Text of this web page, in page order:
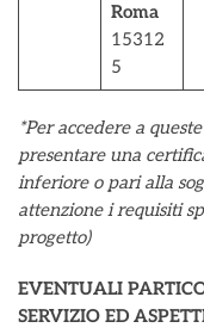
Roma
15312
5
*Per accedere a
presentare una
inferiore o pari alla
attenzione i requisiti
progetto)
EVENTUALI
SERVIZIO ED